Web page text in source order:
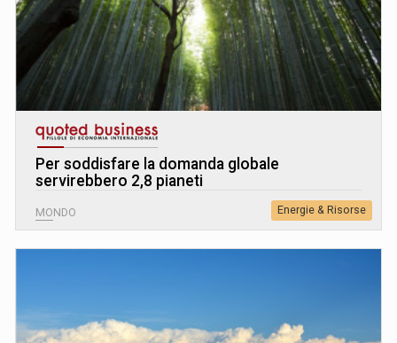
Per soddisfare la domanda globale
servirebbero 2,8 pianeti
MONDO Energie & Risorse